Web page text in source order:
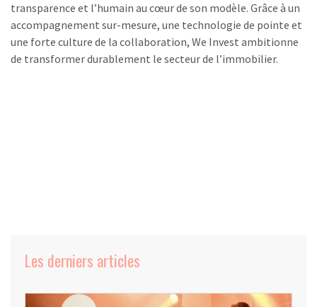
transparence et l’humain au cœur de son modèle. Grâce à un
accompagnement sur-mesure, une technologie de pointe et
une forte culture de la collaboration, We Invest ambitionne
de transformer durablement le secteur de l’immobilier.
Les derniers articles